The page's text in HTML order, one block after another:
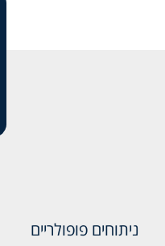
ניתוחים פופולריים